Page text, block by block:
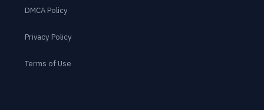
DMCA Policy
Privacy Policy
Terms of Use